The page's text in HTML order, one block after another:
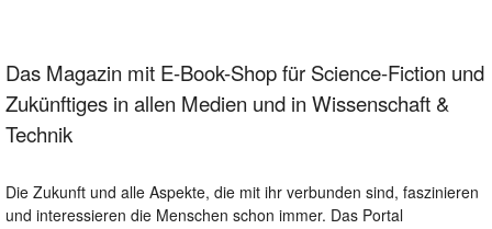
Das Magazin mit E-Book-Shop für Science-Fiction und
Zukünftiges in allen Medien und in Wissenschaft &
Technik
Die Zukunft und alle Aspekte, die mit ihr verbunden sind, faszinieren
und interessieren die Menschen schon immer. Das Portal